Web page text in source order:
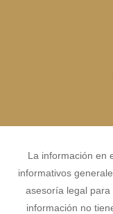
La información en
informativos
asesoría legal para
información no